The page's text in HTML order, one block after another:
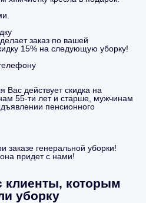
заказ по вашей
15% на следующую уборку!
действует скидка на
55-ти лет и старше, мужчинам
пенсионного
заказе генеральной уборки!
придет с нами!
клиенты, которым
уборку